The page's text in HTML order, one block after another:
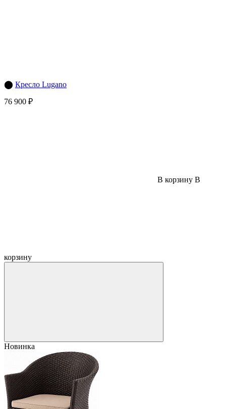
⬤ Кресло Lugano
76 900 ₽
В корзину В
корзину
Новинка